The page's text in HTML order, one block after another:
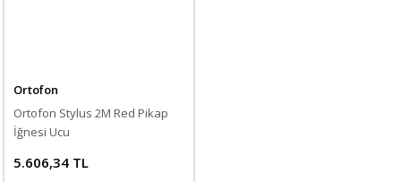
Ortofon
Ortofon Stylus 2M Red Pikap
İğnesi Ucu
5.606,34 TL